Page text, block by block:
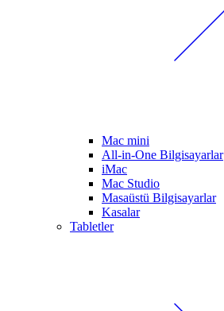
Mac mini
All-in-One Bilgisayarlar
iMac
Mac Studio
Masaüstü Bilgisayarlar
Kasalar
Tabletler